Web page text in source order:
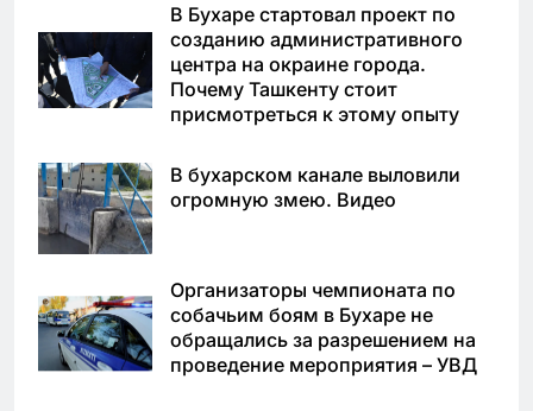
В Бухаре стартовал проект по
созданию административного
центра на окраине города.
Почему Ташкенту стоит
присмотреться к этому опыту
В бухарском канале выловили
огромную змею. Видео
Организаторы чемпионата по
собачьим боям в Бухаре не
обращались за разрешением на
проведение мероприятия – УВД